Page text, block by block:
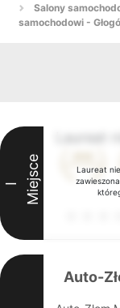
Salony
samochodowi -
Laureat
I Miejsce
Auto-